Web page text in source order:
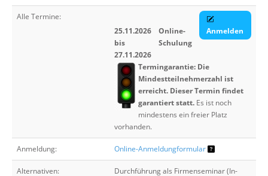
Alle Termine:
25.11.2026
bis
27.11.2026
Online-
Schulung
Anmelden
Termingarantie: Die
Mindestteilnehmerzahl ist
erreicht. Dieser Termin findet
garantiert statt. Es ist noch
mindestens ein freier Platz
vorhanden.
Anmeldung: Online-Anmeldungformular
Alternativen:
Durchführung als Firmenseminar (In-